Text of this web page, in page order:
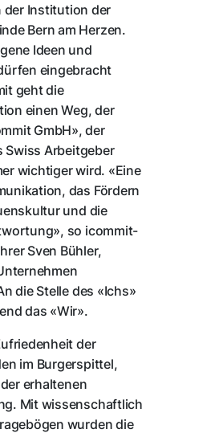
der Institution der
Bern am Herzen.
Ideen und
eingebracht
geht die
einen Weg, der
GmbH», der
Swiss Arbeitgeber
wichtiger wird. «Eine
das Fördern
und die
so icommit-
Sven Bühler,
die Stelle des «Ichs»
das «Wir».
der
im Burgerspittel,
erhaltenen
Mit wissenschaftlich
wurden die